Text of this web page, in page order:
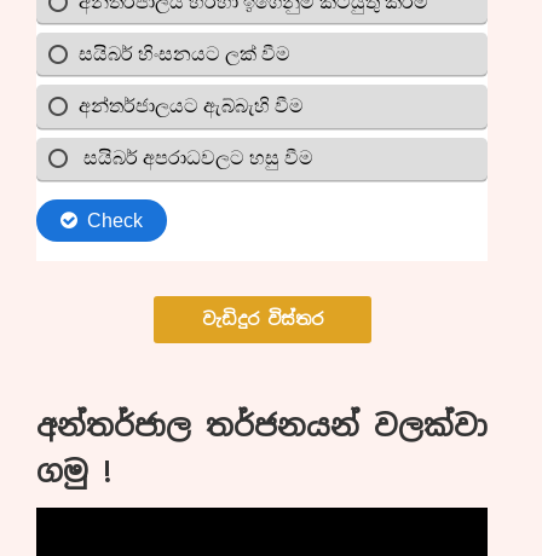
වැඩිදුර විස්තර
අන්තර්ජාල තර්ජනයන් වලක්වා
ගමු !